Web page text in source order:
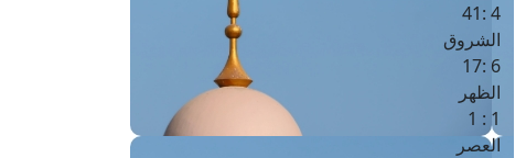
4 :41
الشروق
6 :17
الظهر
1 : 1
العصر